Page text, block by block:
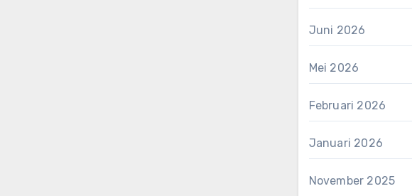
Juni 2026
Mei 2026
Februari 2026
Januari 2026
November 2025